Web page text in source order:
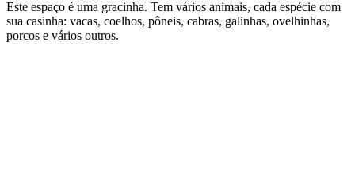
Este espaço é uma gracinha. Tem vários animais, cada espécie com
sua casinha: vacas, coelhos, pôneis, cabras, galinhas, ovelhinhas,
porcos e vários outros.